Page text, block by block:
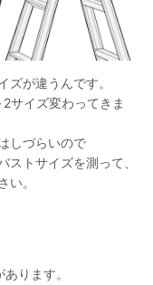
が違うんです。
サイズ変わってきま
しづらいので
トサイズを測って、
い。
ります。